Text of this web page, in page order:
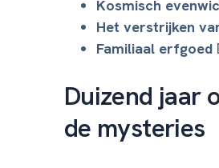
Kosmisch
Het verstrijken
Familiaal erfgoed
Duizend jaar
de mysteries